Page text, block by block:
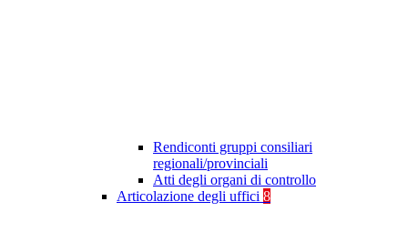
Rendiconti gruppi consiliari
regionali/provinciali
Atti degli organi di controllo
Articolazione degli uffici 8